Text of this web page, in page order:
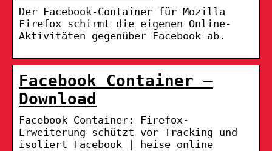
Der Facebook-Container für Mozilla
Firefox schirmt die eigenen Online-
Aktivitäten gegenüber Facebook ab.
Facebook Container –
Download
Facebook Container: Firefox-
Erweiterung schützt vor Tracking und
isoliert Facebook | heise online